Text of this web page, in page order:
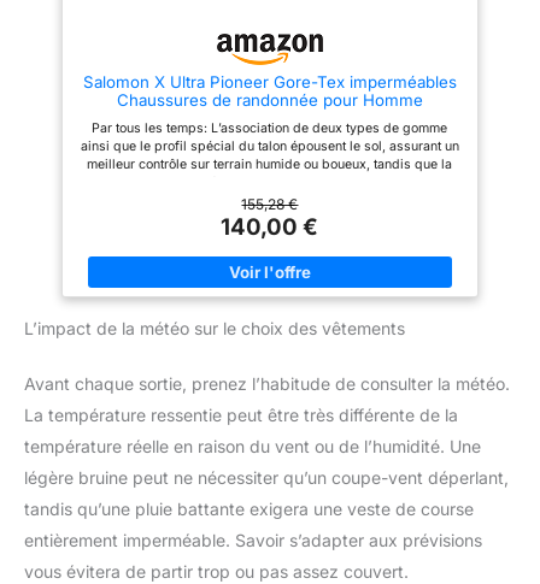
Salomon X Ultra Pioneer Gore-Tex imperméables
Chaussures de randonnée pour Homme
Par tous les temps: L’association de deux types de gomme
ainsi que le profil spécial du talon épousent le sol, assurant un
meilleur contrôle sur terrain humide ou boueux, tandis que la
Maintien sûr: La construction SensiFit renforcée maintient
confortablement le pied, en particulier dans les descentes
techniques. Stabilité et amorti: Enveloppé de mousse
amortissante pour plus de confort, l’Advanced Chassis est
directement relié à la semelle pour stabiliser le pied.
Chaussure de randonnée polyvalente pour les ascensions, les
155,28 €
140,00 €
L’impact de la météo sur le choix des vêtements
Avant chaque sortie, prenez l’habitude de consulter la météo.
La température ressentie peut être très différente de la
température réelle en raison du vent ou de l’humidité. Une
légère bruine peut ne nécessiter qu’un coupe-vent déperlant,
tandis qu’une pluie battante exigera une veste de course
entièrement imperméable. Savoir s’adapter aux prévisions
vous évitera de partir trop ou pas assez couvert.